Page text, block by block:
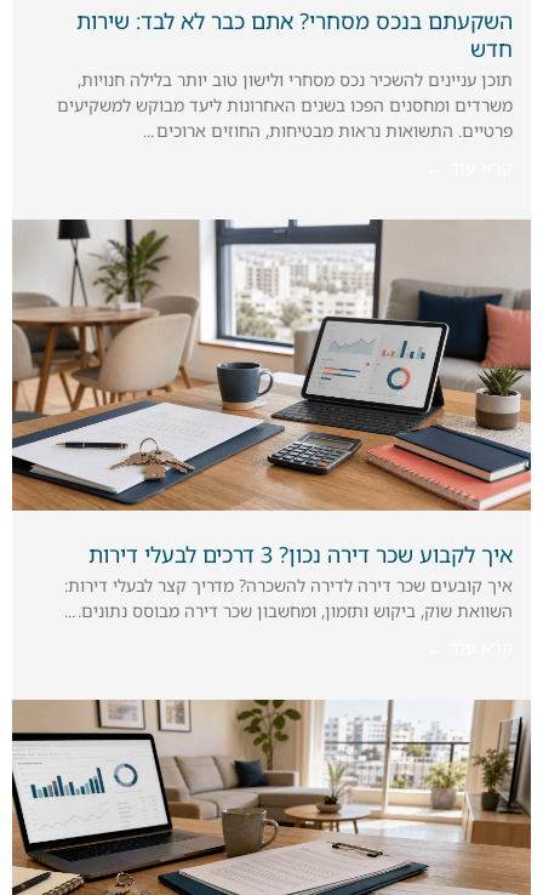
השקעתם בנכס מסחרי? אתם כבר לא לבד: שירות
חדש
תוכן עניינים להשכיר נכס מסחרי ולישון טוב יותר בלילה חנויות,
משרדים ומחסנים הפכו בשנים האחרונות ליעד מבוקש למשקיעים
פרטיים. התשואות נראות מבטיחות, החוזים ארוכים
איך לקבוע שכר דירה נכון? 3 דרכים לבעלי דירות
איך קובעים שכר דירה לדירה להשכרה? מדריך קצר לבעלי דירות:
השוואת שוק, ביקוש ותזמון, ומחשבון שכר דירה מבוסס נתונים.